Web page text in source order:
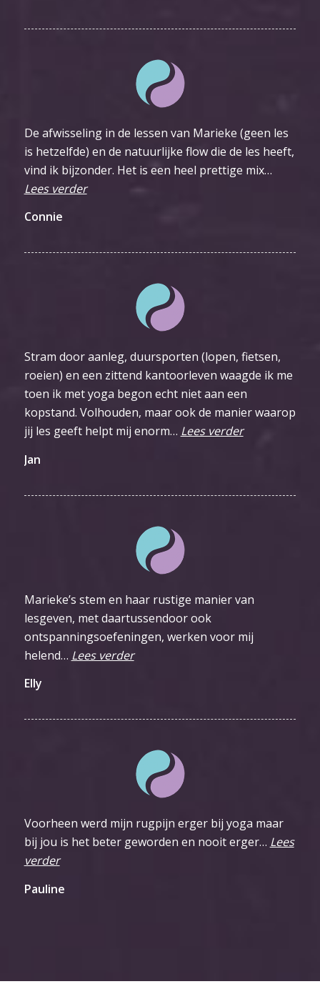
De afwisseling in de lessen van Marieke (geen les
is hetzelfde) en de natuurlijke flow die de les heeft,
vind ik bijzonder. Het is een heel prettige mix…
Lees verder
Connie
Stram door aanleg, duursporten (lopen, fietsen,
roeien) en een zittend kantoorleven waagde ik me
toen ik met yoga begon echt niet aan een
kopstand. Volhouden, maar ook de manier waarop
jij les geeft helpt mij enorm… Lees verder
Jan
Marieke’s stem en haar rustige manier van
lesgeven, met daartussendoor ook
ontspanningsoefeningen, werken voor mij
helend… Lees verder
Elly
Voorheen werd mijn rugpijn erger bij yoga maar
bij jou is het beter geworden en nooit erger… Lees
verder
Pauline